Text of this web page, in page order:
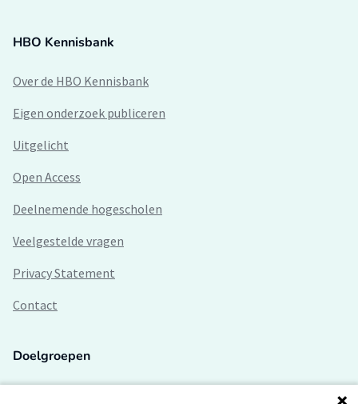
HBO Kennisbank
Over de HBO Kennisbank
Eigen onderzoek publiceren
Uitgelicht
Open Access
Deelnemende hogescholen
Veelgestelde vragen
Privacy Statement
Contact
Doelgroepen